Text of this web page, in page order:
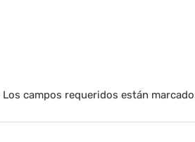
Los campos requeridos están